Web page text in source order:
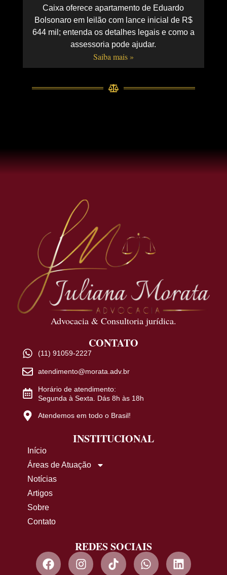
Caixa oferece apartamento de Eduardo
Bolsonaro em leilão com lance inicial de R$
644 mil; entenda os detalhes legais e como a
assessoria pode ajudar.
Saiba mais »
Advocacia & Consultoria jurídica.
CONTATO
(11) 91059-2227
atendimento@morata.adv.br
Horário de atendimento:
Segunda à Sexta. Dás 8h às 18h
Atendemos em todo o Brasil!
INSTITUCIONAL
Início
Áreas de Atuação
Notícias
Artigos
Sobre
Contato
REDES SOCIAIS